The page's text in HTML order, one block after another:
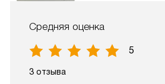
Средняя оценка
5
3 отзыва